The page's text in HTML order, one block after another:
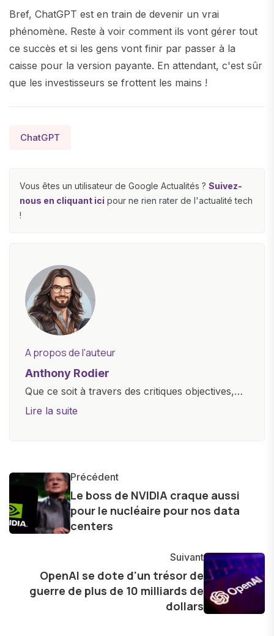
Bref, ChatGPT est en train de devenir un vrai
phénomène. Reste à voir comment ils vont gérer tout
ce succès et si les gens vont finir par passer à la
caisse pour la version payante. En attendant, c'est sûr
que les investisseurs se frottent les mains !
ChatGPT
Vous êtes un utilisateur de Google Actualités ? Suivez-
nous en cliquant ici pour ne rien rater de l'actualité tech
!
A propos de l'auteur
Anthony Rodier
Que ce soit à travers des critiques objectives,
des guides d'achat ou des analyses
lumière les aspects pratiques de ces
innovations. Mon travail consiste également à
partager des réflexions sur l'impact de la
technologie sur notre vie quotidienne et à
Lire la suite
Précédent
Le boss de NVIDIA craque aussi
pour le nucléaire pour nos data
centers
Suivant
OpenAI se dote d'un trésor de
guerre de plus de 10 milliards de
dollars